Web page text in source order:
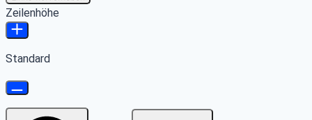
Zeilenhöhe
Standard